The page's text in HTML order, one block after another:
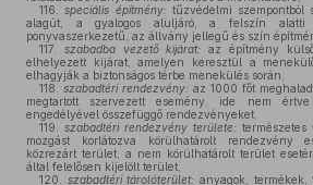
116.
speciális építmény: tűzvédelmi szempontból
alagút, a gyalogos aluljáró, a felszín
ponyvaszerkezetű, az állvány jellegű és szín
117.
szabadba vezető kijárat:
az építmény
elhelyezett kijárat, amelyen keresztül a
elhagyják a biztonságos térbe menekülés során,
118.
szabadtéri rendezvény: az 1000 főt
megtartott szervezett esemény, ide nem
engedélyével összefüggő rendezvényeket,
119.
szabadtéri rendezvény területe: természetes
mozgást korlátozva körülhatárolt rendezvény
közrezárt terület, a nem körülhatárolt terület
által felelősen kijelölt terület,
120.
szabadtéri tárolóterület: anyagok, termékek,